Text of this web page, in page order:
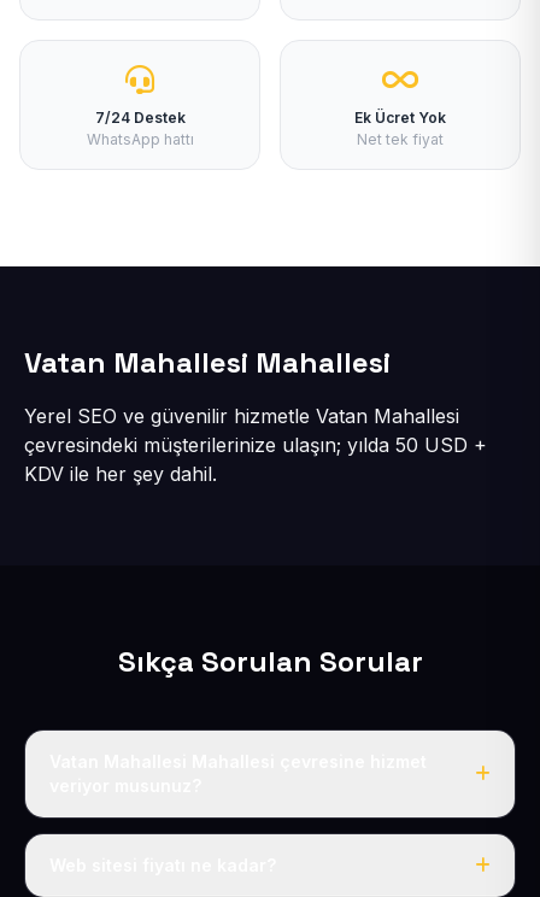
7/24 Destek
WhatsApp hattı
Ek Ücret Yok
Net tek fiyat
Vatan Mahallesi Mahallesi
Yerel SEO ve güvenilir hizmetle Vatan Mahallesi
çevresindeki müşterilerinize ulaşın; yılda 50 USD +
KDV ile her şey dahil.
Sıkça Sorulan Sorular
Evet, Vatan Mahallesi dahil tüm Güneşli ve Kocasinan